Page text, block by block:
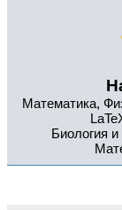
Математика,
Биология